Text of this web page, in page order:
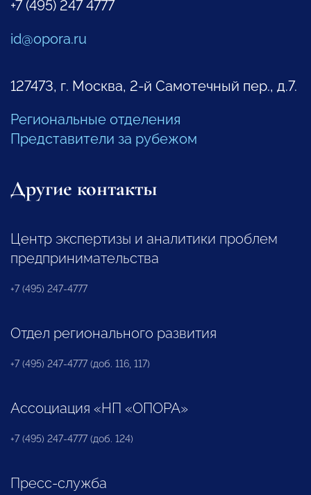
+7 (495) 247 4777
id@opora.ru
127473, г. Москва, 2-й Самотечный пер., д.7.
Региональные отделения
Представители за рубежом
Другие контакты
Центр экспертизы и аналитики проблем
предпринимательства
+7 (495) 247-4777
Отдел регионального развития
+7 (495) 247-4777 (доб. 116, 117)
Ассоциация «НП «ОПОРА»
+7 (495) 247-4777 (доб. 124)
Пресс-служба